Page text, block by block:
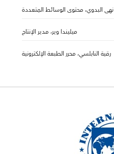
نهى البدوي، محتوى الوسائط المتعددة
ميليندا وير، مدير الإنتاج
رقية النابلسي، محرر الطبعة الإلكترونية